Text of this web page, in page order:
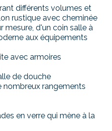
différents volumes et
rustique avec cheminée
mesure, d'un coin salle à
aux équipements
avec armoires
de douche
nombreux rangements
en verre qui mène à la